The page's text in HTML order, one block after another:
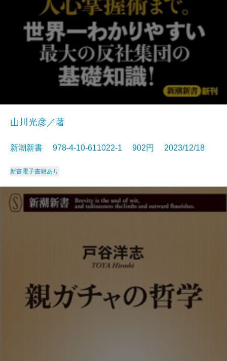
山川光彦／著
新潮新書 978-4-10-611022-1 902円 2023/12/18
新書電子書籍あり